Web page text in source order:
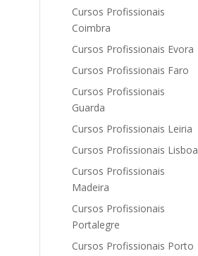
Cursos Profissionais
Coimbra
Cursos Profissionais Evora
Cursos Profissionais Faro
Cursos Profissionais
Guarda
Cursos Profissionais Leiria
Cursos Profissionais Lisboa
Cursos Profissionais
Madeira
Cursos Profissionais
Portalegre
Cursos Profissionais Porto